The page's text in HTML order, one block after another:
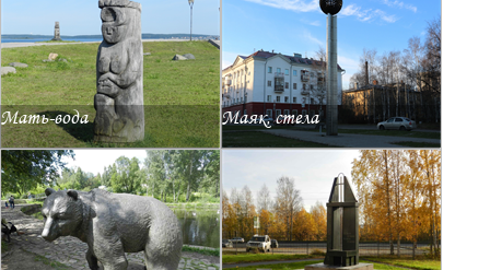
Мать-вода Маяк, стела